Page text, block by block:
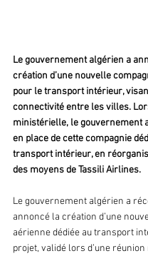
Le gouvernement algérien a
création d’une nouvelle
pour le transport intérieur,
connectivité entre les villes.
ministérielle, le gouvernement
en place de cette compagnie
transport intérieur, en
des moyens de Tassili Airlines.
Le gouvernement algérien a
annoncé la création d’une
aérienne dédiée au transport
projet, validé lors d’une